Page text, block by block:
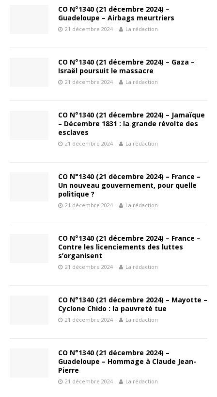
CO N°1340 (21 décembre 2024) –
Guadeloupe – Airbags meurtriers
21 décembre 2024 La rédaction
CO N°1340 (21 décembre 2024) – Gaza –
Israël poursuit le massacre
21 décembre 2024 La rédaction
CO N°1340 (21 décembre 2024) – Jamaïque
– Décembre 1831 : la grande révolte des
esclaves
21 décembre 2024 La rédaction
CO N°1340 (21 décembre 2024) – France –
Un nouveau gouvernement, pour quelle
politique ?
21 décembre 2024 La rédaction
CO N°1340 (21 décembre 2024) – France –
Contre les licenciements des luttes
s’organisent
21 décembre 2024 La rédaction
CO N°1340 (21 décembre 2024) – Mayotte –
Cyclone Chido : la pauvreté tue
21 décembre 2024 La rédaction
CO N°1340 (21 décembre 2024) –
Guadeloupe – Hommage à Claude Jean-
Pierre
21 décembre 2024 La rédaction